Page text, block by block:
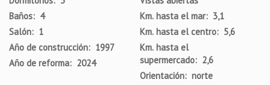
Baños: 4
Salón: 1
Año de construcción: 1997
Año de reforma: 2024
Km. hasta el mar: 3,1
Km. hasta el centro: 5,6
Km. hasta el
supermercado: 2,6
Orientación: norte